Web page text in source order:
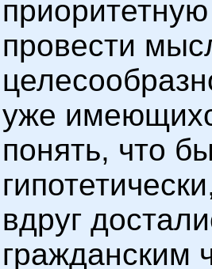
провести
уже
понять, что
вдруг
гражданским